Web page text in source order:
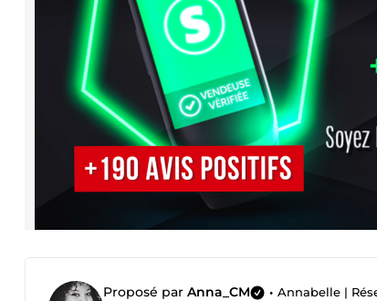
Proposé par Anna_CM • Annabelle |